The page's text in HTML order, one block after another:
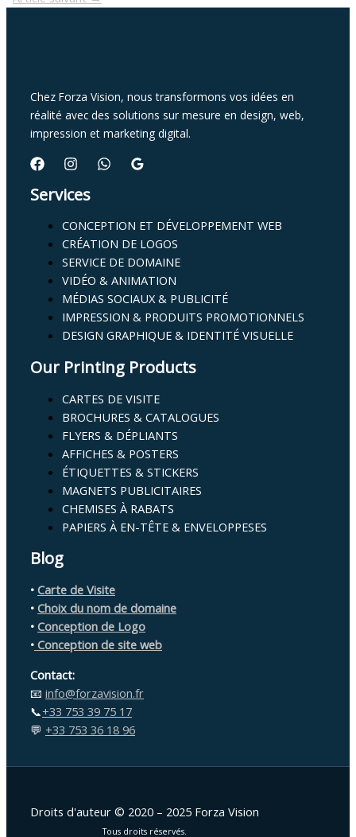
Chez Forza Vision, nous transformons vos idées en
réalité avec des solutions sur mesure en design, web,
impression et marketing digital.
Services
CONCEPTION ET DÉVELOPPEMENT WEB
CRÉATION DE LOGOS
SERVICE DE DOMAINE
VIDÉO & ANIMATION
MÉDIAS SOCIAUX & PUBLICITÉ
IMPRESSION & PRODUITS PROMOTIONNELS
DESIGN GRAPHIQUE & IDENTITÉ VISUELLE
Our Printing Products
CARTES DE VISITE
BROCHURES & CATALOGUES
FLYERS & DÉPLIANTS
AFFICHES & POSTERS
ÉTIQUETTES & STICKERS
MAGNETS PUBLICITAIRES
CHEMISES À RABATS
PAPIERS À EN-TÊTE & ENVELOPPESES
Blog
• Carte de Visite
• Choix du nom de domaine
• Conception de Logo
• Conception de site web
Contact:
📧 info@forzavision.fr
📞+33 753 39 75 17
💬 +33 753 36 18 96
Droits d'auteur © 2020 – 2025 Forza Vision
Tous droits réservés.